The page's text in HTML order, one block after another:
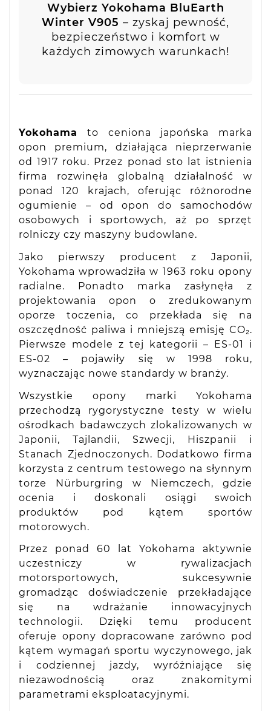
Wybierz Yokohama BluEarth
Winter V905 – zyskaj pewność,
bezpieczeństwo i komfort w
każdych zimowych warunkach!
Yokohama
to ceniona japońska marka
opon premium, działająca nieprzerwanie
od 1917 roku. Przez ponad sto lat istnienia
firma rozwinęła globalną działalność w
ponad 120 krajach, oferując różnorodne
ogumienie – od opon do samochodów
osobowych i sportowych, aż po sprzęt
rolniczy czy maszyny budowlane.
Jako pierwszy producent z Japonii,
Yokohama wprowadziła w 1963 roku opony
radialne. Ponadto marka zasłynęła z
projektowania opon o zredukowanym
oporze toczenia, co przekłada się na
oszczędność paliwa i mniejszą emisję CO₂.
Pierwsze modele z tej kategorii – ES-01 i
ES-02 – pojawiły się w 1998 roku,
wyznaczając nowe standardy w branży.
Wszystkie opony marki Yokohama
przechodzą rygorystyczne testy w wielu
ośrodkach badawczych zlokalizowanych w
Japonii, Tajlandii, Szwecji, Hiszpanii i
Stanach Zjednoczonych. Dodatkowo firma
korzysta z centrum testowego na słynnym
torze Nürburgring w Niemczech, gdzie
ocenia i doskonali osiągi swoich
produktów pod kątem sportów
motorowych.
Przez ponad 60 lat Yokohama aktywnie
uczestniczy w rywalizacjach
motorsportowych, sukcesywnie
gromadząc doświadczenie przekładające
się na wdrażanie innowacyjnych
technologii. Dzięki temu producent
oferuje opony dopracowane zarówno pod
kątem wymagań sportu wyczynowego, jak
i codziennej jazdy, wyróżniające się
niezawodnością oraz znakomitymi
parametrami eksploatacyjnymi.